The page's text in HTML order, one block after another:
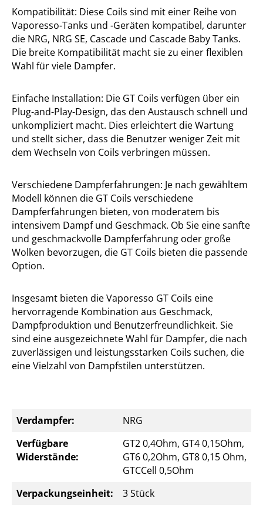
Kompatibilität: Diese Coils sind mit einer Reihe von
Vaporesso-Tanks und -Geräten kompatibel, darunter
die NRG, NRG SE, Cascade und Cascade Baby Tanks.
Die breite Kompatibilität macht sie zu einer flexiblen
Wahl für viele Dampfer.
Einfache Installation: Die GT Coils verfügen über ein
Plug-and-Play-Design, das den Austausch schnell und
unkompliziert macht. Dies erleichtert die Wartung
und stellt sicher, dass die Benutzer weniger Zeit mit
dem Wechseln von Coils verbringen müssen.
Verschiedene Dampferfahrungen: Je nach gewähltem
Modell können die GT Coils verschiedene
Dampferfahrungen bieten, von moderatem bis
intensivem Dampf und Geschmack. Ob Sie eine sanfte
und geschmackvolle Dampferfahrung oder große
Wolken bevorzugen, die GT Coils bieten die passende
Option.
Insgesamt bieten die Vaporesso GT Coils eine
hervorragende Kombination aus Geschmack,
Dampfproduktion und Benutzerfreundlichkeit. Sie
sind eine ausgezeichnete Wahl für Dampfer, die nach
zuverlässigen und leistungsstarken Coils suchen, die
eine Vielzahl von Dampfstilen unterstützen.
Verdampfer:
NRG
Verfügbare
Widerstände:
GT2 0,4Ohm, GT4 0,15Ohm,
GT6 0,2Ohm, GT8 0,15 Ohm,
GTCCell 0,5Ohm
Verpackungseinheit:
3 Stück